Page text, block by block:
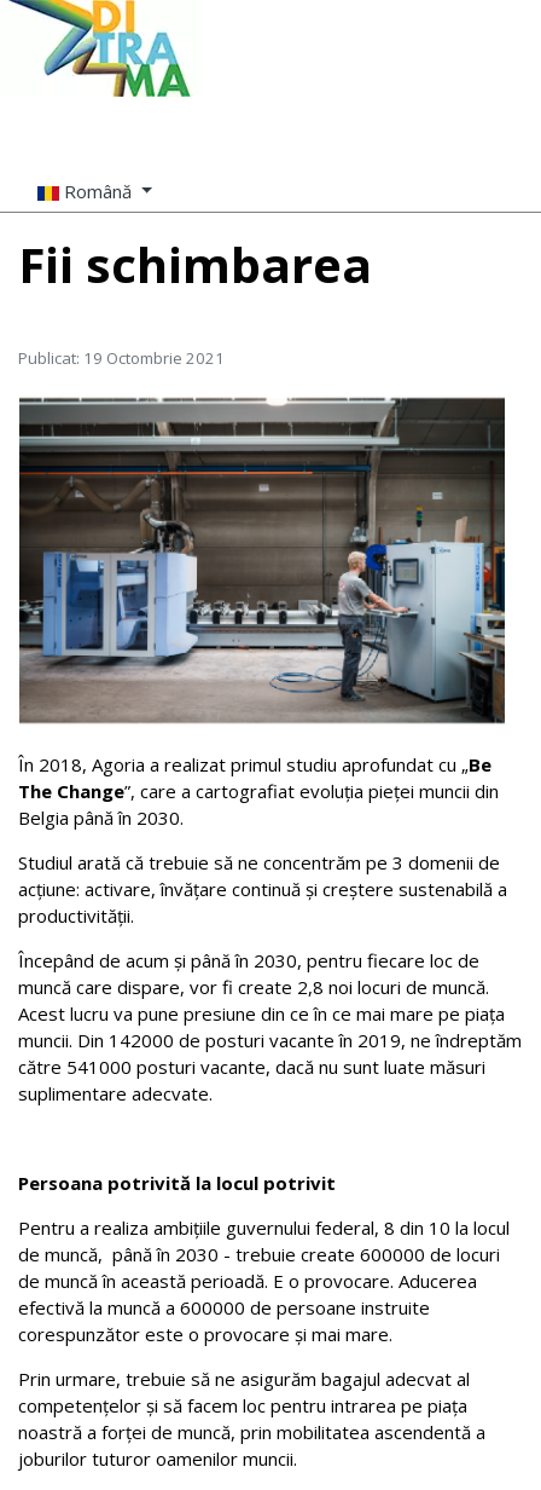
Română
Fii schimbarea
Publicat: 19 Octombrie 2021
În 2018, Agoria a realizat primul studiu aprofundat cu „Be
The Change”, care a cartografiat evoluția pieței muncii din
Belgia până în 2030.
Studiul arată că trebuie să ne concentrăm pe 3 domenii de
acțiune: activare, învățare continuă și creștere sustenabilă a
productivității.
Începând de acum și până în 2030, pentru fiecare loc de
muncă care dispare, vor fi create 2,8 noi locuri de muncă.
Acest lucru va pune presiune din ce în ce mai mare pe piața
muncii. Din 142000 de posturi vacante în 2019, ne îndreptăm
către 541000 posturi vacante, dacă nu sunt luate măsuri
suplimentare adecvate.
Persoana potrivită la locul potrivit
Pentru a realiza ambițiile guvernului federal, 8 din 10 la locul
de muncă, până în 2030 - trebuie create 600000 de locuri
de muncă în această perioadă. E o provocare. Aducerea
efectivă la muncă a 600000 de persoane instruite
corespunzător este o provocare și mai mare.
Prin urmare, trebuie să ne asigurăm bagajul adecvat al
competențelor și să facem loc pentru intrarea pe piața
noastră a forței de muncă, prin mobilitatea ascendentă a
joburilor tuturor oamenilor muncii.